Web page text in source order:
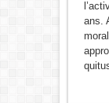
ans.